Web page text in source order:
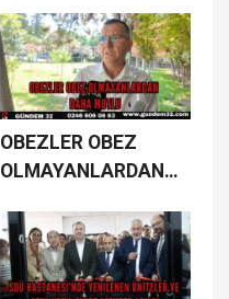
OBEZLER OBEZ
OLMAYANLARDAN